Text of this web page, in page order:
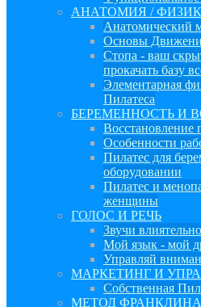
АНАТОМИЯ /
Анатомический
Основы
Стопа - ваш
прокачать базу
Элементарная
Пилатеса
БЕРЕМЕННОСТЬ И
Восстановление
Особенности
Пилатес для
оборудовании
Пилатес и
женщины
ГОЛОС И РЕЧЬ
Звучи
Мой язык - мой
Управляй
МАРКЕТИНГ И
Собственная
МЕТОД ФРАНКЛИНА